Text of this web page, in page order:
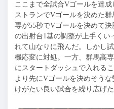
ここまで全試合Vゴールを達
ストランでVゴールを決めた
専が55秒でVゴールを決めて
の出射台1基の調整が上手く
れて山なりに飛んだ。しかし
機応変に対処。一方、群馬高
にスタートダッシュで入れる
より先にVゴールを決めそう
けがたい良い試合を繰り広げた